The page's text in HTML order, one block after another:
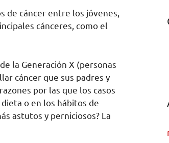
de cáncer entre los jóvenes,
cánceres, como el
la Generación X (personas
cáncer que sus padres y
por las que los casos
o en los hábitos de
astutos y perniciosos? La